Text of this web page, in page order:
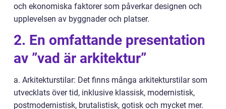
och ekonomiska faktorer som påverkar designen och
upplevelsen av byggnader och platser.
2. En omfattande presentation
av ”vad är arkitektur”
a. Arkitekturstilar: Det finns många arkitekturstilar som
utvecklats över tid, inklusive klassisk, modernistisk,
postmodernistisk, brutalistisk, gotisk och mycket mer.